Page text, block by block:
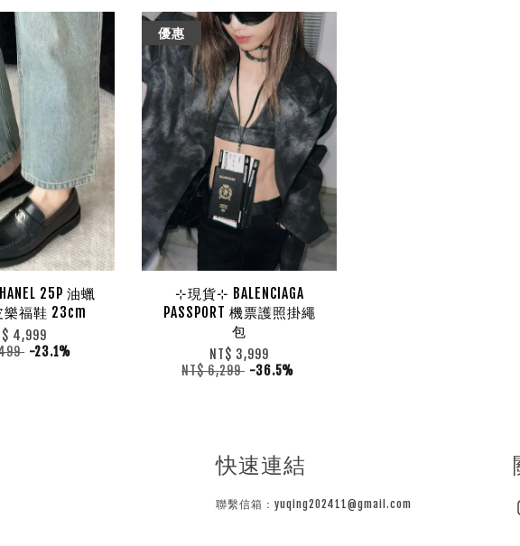
25P 油蠟
福鞋 23cm
4,999
-23.1%
優惠
⊹現貨⊹ BALENCIAGA
PASSPORT 機票護照掛繩
包
NT$ 3,999
NT$ 6,299 -36.5%
快速連結
聯繫信箱：yuqing202411@gmail.com